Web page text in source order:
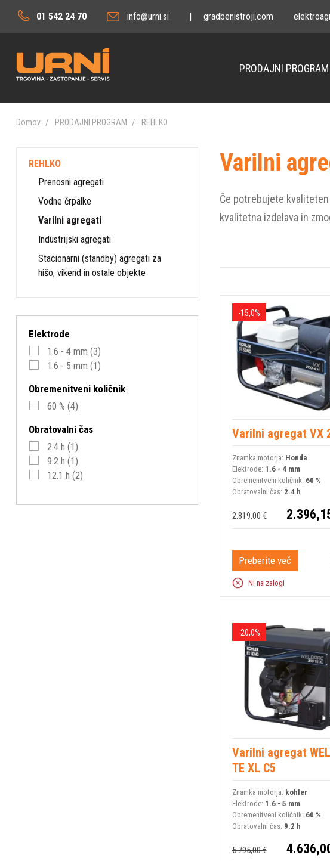
01 542 24 70 info@urni.si | gradbenistroji.com
PRODAJNI PROGRAM
Domov PRODAJNI PROGRAM REHLKO
REHLKO
Prenosni agregati
Vodne črpalke
Varilni agregati
Industrijski agregati
Stacionarni (standby) agregati za
hišo, vikend in ostale objekte
Elektrode
1.6 - 4 mm (3)
1.6 - 5 mm (1)
Obremenitveni količnik
60 % (4)
Obratovalni čas
2.4 h (1)
9.2 h (1)
12.1 h (2)
Varilni
Če potrebujete
kvalitetna izdelava in
-15,0%
Varilni agregat VX
Znamka motorja: Honda
Elektrode: 1.6 - 4 mm
Obremenitveni količnik: 60 %
Obratovalni čas: 2.4 h
2.819,00 €
Preberite več
Ni na zalogi
-20,0%
Varilni agregat
TE XL C5
Znamka motorja: kohler
Elektrode: 1.6 - 5 mm
Obremenitveni količnik: 60 %
Obratovalni čas: 9.2 h
5.795,00 €